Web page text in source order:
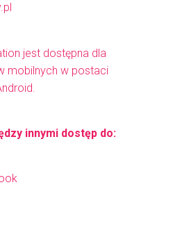
jest dostępna dla
mobilnych w postaci
innymi dostęp do: